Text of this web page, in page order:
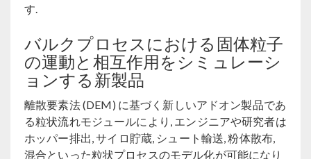
す.
バルクプロセスにおける固体粒子
の運動と相互作用をシミュレーシ
ョンする新製品
離散要素法 (DEM) に基づく新しいアドオン製品であ
る粒状流れモジュールにより, エンジニアや研究者は
ホッパー排出, サイロ貯蔵, シュート輸送, 粉体散布,
混合といった粒状プロセスのモデル化が可能になり